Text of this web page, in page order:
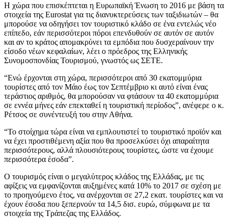
Η χώρα που επισκέπτεται η Ευρωπαϊκή Ένωση το 2016 με βάση τα
στοιχεία της Eurostat για τις διανυκτερεύσεις των ταξιδιωτών – θα
μπορούσε να οδηγήσει τον τουριστικό κλάδο σε ένα εντελώς νέο
επίπεδο, εάν περισσότεροι πόροι επενδυθούν σε αυτόν σε αυτόν
και αν το κράτος απομακρύνει τα εμπόδια που δυσχεραίνουν την
είσοδο νέων κεφαλαίων, λέει ο πρόεδρος της Ελληνικής
Συνομοσπονδίας Τουρισμού, γνωστός ως ΣΕΤΕ.
“Ενώ έρχονται στη χώρα, περισσότεροι από 30 εκατομμύρια
τουρίστες από τον Μάιο έως τον Σεπτέμβριο κι αυτό είναι ένας
τεράστιος αριθμός, θα μπορούσαν να φτάσουν τα 40 εκατομμύρια
σε εννέα μήνες εάν επεκταθεί η τουριστική περίοδος”, ανέφερε ο κ.
Ρέτσος σε συνέντευξή του στην Αθήνα.
“Το στοίχημα τώρα είναι να εμπλουτιστεί το τουριστικό προϊόν και
να έχει προστιθέμενη αξία που θα προσελκύσει όχι απαραίτητα
περισσότερους, αλλά πλουσιότερους τουρίστες, ώστε να έχουμε
περισσότερα έσοδα”.
Ο τουρισμός είναι ο μεγαλύτερος κλάδος της Ελλάδας, με τις
αφίξεις να εμφανίζονται αυξημένες κατά 10% το 2017 σε σχέση με
το προηγούμενο έτος, να ανέρχονται σε 27,2 εκατ. τουρίστες και να
έχουν έσοδα που ξεπερνούν τα 14,5 δισ. ευρώ, σύμφωνα με τα
στοιχεία της Τράπεζας της Ελλάδος.